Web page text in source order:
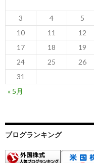
3
4 5
10
11 12
17
18 19
24
25 26
31
« 5月
ブログランキング